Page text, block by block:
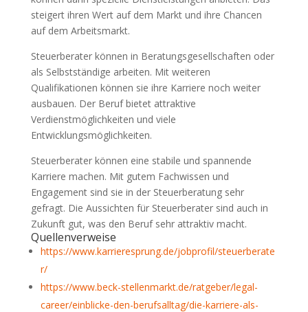
steigert ihren Wert auf dem Markt und ihre Chancen
auf dem Arbeitsmarkt.
Steuerberater können in Beratungsgesellschaften oder
als Selbstständige arbeiten. Mit weiteren
Qualifikationen können sie ihre Karriere noch weiter
ausbauen. Der Beruf bietet attraktive
Verdienstmöglichkeiten und viele
Entwicklungsmöglichkeiten.
Steuerberater können eine stabile und spannende
Karriere machen. Mit gutem Fachwissen und
Engagement sind sie in der Steuerberatung sehr
gefragt. Die Aussichten für Steuerberater sind auch in
Zukunft gut, was den Beruf sehr attraktiv macht.
Quellenverweise
https://www.karrieresprung.de/jobprofil/steuerberate
r/
https://www.beck-stellenmarkt.de/ratgeber/legal-
career/einblicke-den-berufsalltag/die-karriere-als-